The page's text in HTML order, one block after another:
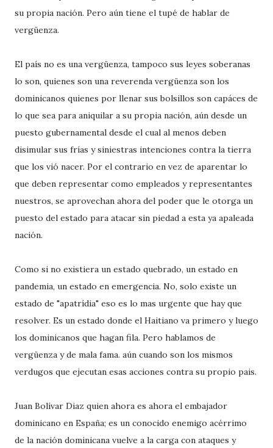
su propia nación. Pero aún tiene el tupé de hablar de
vergüenza.
El país no es una vergüenza, tampoco sus leyes soberanas
lo son, quienes son una reverenda vergüenza son los
dominicanos quienes por llenar sus bolsillos son capáces de
lo que sea para aniquilar a su propia nación, aún desde un
puesto gubernamental desde el cual al menos deben
disimular sus frías y siniestras intenciones contra la tierra
que los vió nacer. Por el contrario en vez de aparentar lo
que deben representar como empleados y representantes
nuestros, se aprovechan ahora del poder que le otorga un
puesto del estado para atacar sin piedad a esta ya apaleada
nación.
Como si no existiera un estado quebrado, un estado en
pandemia, un estado en emergencia. No, solo existe un
estado de "apatrídia" eso es lo mas urgente que hay que
resolver. Es un estado donde el Haitiano va primero y luego
los dominicanos que hagan fila. Pero hablamos de
vergüenza y de mala fama. aún cuando son los mismos
verdugos que ejecutan esas acciones contra su propio pais.
Juan Bolívar Diaz quien ahora es ahora el embajador
dominicano en España; es un conocido enemigo acérrimo
de la nación dominicana vuelve a la carga con ataques y